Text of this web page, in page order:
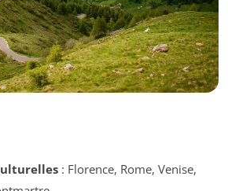
: Florence, Rome, Venise,